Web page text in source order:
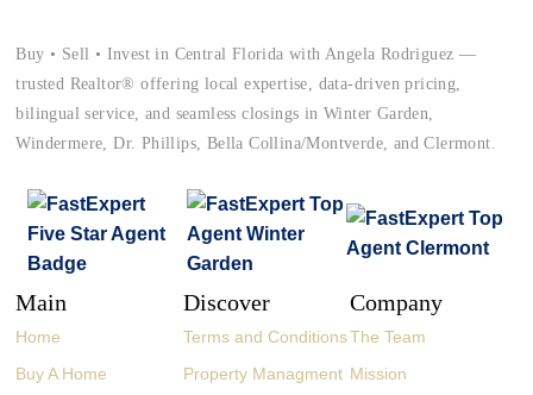
Buy • Sell • Invest in Central Florida with Angela Rodriguez —
trusted Realtor® offering local expertise, data-driven pricing,
bilingual service, and seamless closings in Winter Garden,
Windermere, Dr. Phillips, Bella Collina/Montverde, and Clermont.
Main
Home
Buy A Home
Discover
Terms and Conditions
Property Managment
Company
The Team
Mission